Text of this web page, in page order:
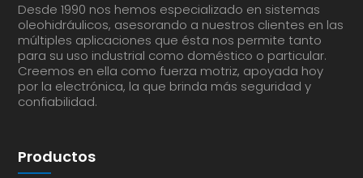
Desde 1990 nos hemos especializado en sistemas
oleohidráulicos, asesorando a nuestros clientes en las
múltiples aplicaciones que ésta nos permite tanto
para su uso industrial como doméstico o particular.
Creemos en ella como fuerza motriz, apoyada hoy
por la electrónica, la que brinda más seguridad y
confiabilidad.
Productos